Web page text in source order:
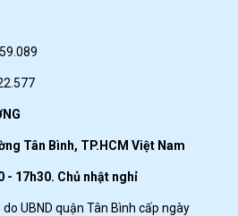
Tân Bình, TP.HCM Việt Nam
- 17h30. Chủ nhật nghỉ
UBND quận Tân Bình cấp ngày